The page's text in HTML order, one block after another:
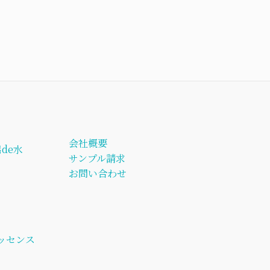
水
センス
会社概要
サンプル請求
お問い合わせ